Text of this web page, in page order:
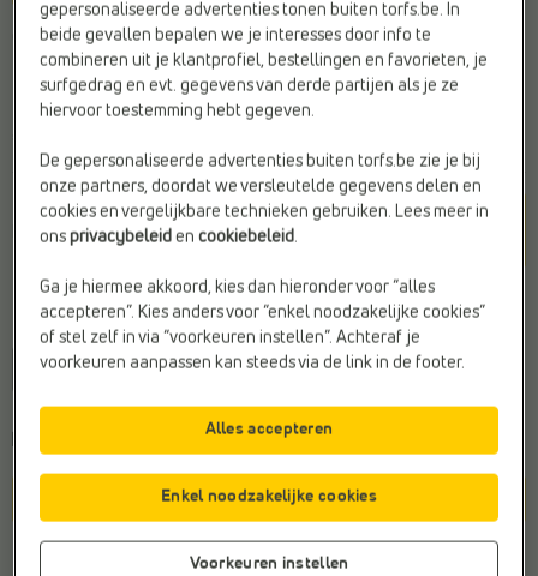
GOLA
Sneakers blauw
Kleur
Navy/Gum
Maat
41 42
leveringstermijn
In winkelmandje
Winkelvoorraad
gepersonaliseerde advertenties tonen buiten torfs.be. In
beide gevallen bepalen we je interesses door info te
combineren uit je klantprofiel, bestellingen en favorieten, je
surfgedrag en evt. gegevens van derde partijen als je ze
hiervoor toestemming hebt gegeven.
De gepersonaliseerde advertenties buiten torfs.be zie je bij
onze partners, doordat we versleutelde gegevens delen en
cookies en vergelijkbare technieken gebruiken. Lees meer in
onsprivacybeleid encookiebeleid.
Ga je hiermee akkoord, kies dan hieronder voor “alles
accepteren”. Kies anders voor “enkel noodzakelijke cookies”
of stel zelf in via “voorkeuren instellen”. Achteraf je
voorkeuren aanpassen kan steeds via de link in de footer.
Voorkeuren instellen
Enkel noodzakelijke cookies
Alles accepteren